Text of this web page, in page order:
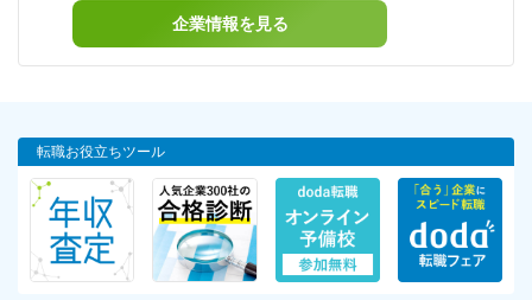
企業情報を見る
転職お役立ちツール